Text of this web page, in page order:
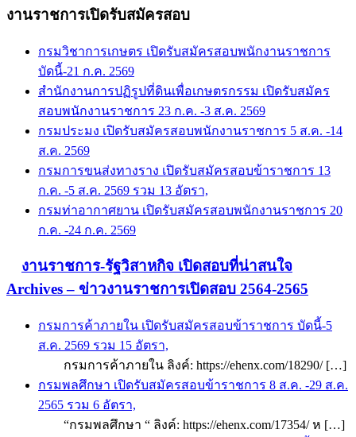
งานราชการเปิดรับสมัครสอบ
กรมวิชาการเกษตร เปิดรับสมัครสอบพนักงานราชการ
บัดนี้-21 ก.ค. 2569
สำนักงานการปฏิรูปที่ดินเพื่อเกษตรกรรม เปิดรับสมัคร
สอบพนักงานราชการ 23 ก.ค. -3 ส.ค. 2569
กรมประมง เปิดรับสมัครสอบพนักงานราชการ 5 ส.ค. -14
ส.ค. 2569
กรมการขนส่งทางราง เปิดรับสมัครสอบข้าราชการ 13
ก.ค. -5 ส.ค. 2569 รวม 13 อัตรา,
กรมท่าอากาศยาน เปิดรับสมัครสอบพนักงานราชการ 20
ก.ค. -24 ก.ค. 2569
งานราชการ-รัฐวิสาหกิจ เปิดสอบที่น่าสนใจ
Archives – ข่าวงานราชการเปิดสอบ 2564-2565
กรมการค้าภายใน เปิดรับสมัครสอบข้าราชการ บัดนี้-5
ส.ค. 2569 รวม 15 อัตรา,
กรมการค้าภายใน ลิงค์: https://ehenx.com/18290/ […]
กรมพลศึกษา เปิดรับสมัครสอบข้าราชการ 8 ส.ค. -29 ส.ค.
2565 รวม 6 อัตรา,
“กรมพลศึกษา “ ลิงค์: https://ehenx.com/17354/ ห […]